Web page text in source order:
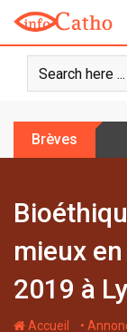
o
Brèves
mieux
2019 à
Accueil - •